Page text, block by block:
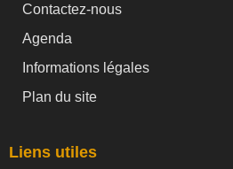
Contactez-nous
Agenda
Informations légales
Plan du site
Liens utiles